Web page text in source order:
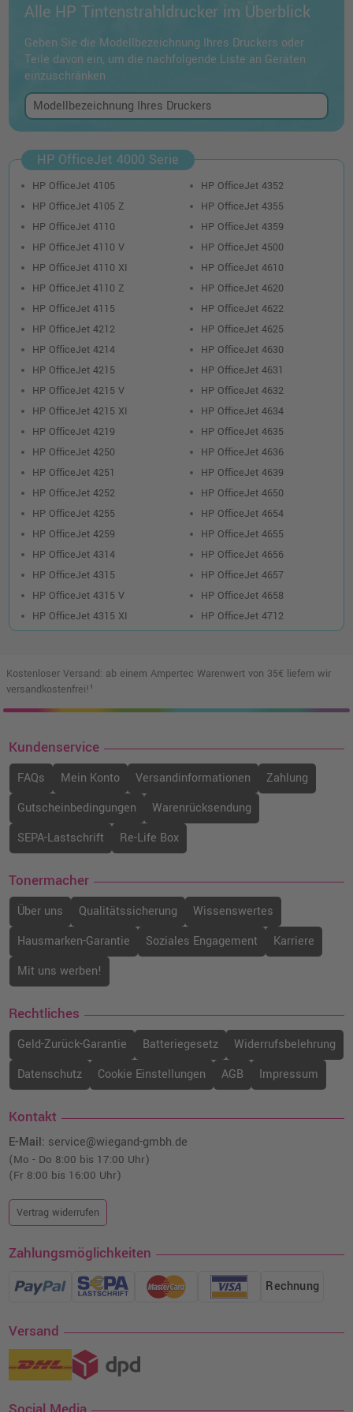
Alle HP Tintenstrahldrucker im Überblick
Geben Sie die Modellbezeichnung Ihres Druckers oder
Teile davon ein, um die nachfolgende Liste an Geräten
einzuschränken
HP OfficeJet 4000 Serie
HP OfficeJet 4105
HP OfficeJet 4105 Z
HP OfficeJet 4110
HP OfficeJet 4110 V
HP OfficeJet 4110 XI
HP OfficeJet 4110 Z
HP OfficeJet 4115
HP OfficeJet 4212
HP OfficeJet 4214
HP OfficeJet 4215
HP OfficeJet 4215 V
HP OfficeJet 4215 XI
HP OfficeJet 4219
HP OfficeJet 4250
HP OfficeJet 4251
HP OfficeJet 4252
HP OfficeJet 4255
HP OfficeJet 4259
HP OfficeJet 4314
HP OfficeJet 4315
HP OfficeJet 4315 V
HP OfficeJet 4315 XI
HP OfficeJet 4352
HP OfficeJet 4355
HP OfficeJet 4359
HP OfficeJet 4500
HP OfficeJet 4610
HP OfficeJet 4620
HP OfficeJet 4622
HP OfficeJet 4625
HP OfficeJet 4630
HP OfficeJet 4631
HP OfficeJet 4632
HP OfficeJet 4634
HP OfficeJet 4635
HP OfficeJet 4636
HP OfficeJet 4639
HP OfficeJet 4650
HP OfficeJet 4654
HP OfficeJet 4655
HP OfficeJet 4656
HP OfficeJet 4657
HP OfficeJet 4658
HP OfficeJet 4712
Kostenloser Versand: ab einem Ampertec Warenwert von 35€ liefern wir
versandkostenfrei!¹
Kundenservice
FAQs Mein Konto Versandinformationen
Zahlung
Gutscheinbedingungen
Warenrücksendung
SEPA-Lastschrift
Re-Life Box
Tonermacher
Über uns Qualitätssicherung
Wissenswertes
Hausmarken-Garantie
Soziales Engagement
Karriere
Mit uns werben!
Rechtliches
Geld-Zurück-Garantie Batteriegesetz
Widerrufsbelehrung
Datenschutz
Cookie Einstellungen AGB Impressum
Kontakt
E-Mail: service@wiegand-gmbh.de
(Mo - Do 8:00 bis 17:00 Uhr)
(Fr 8:00 bis 16:00 Uhr)
Vertrag widerrufen
Zahlungsmöglichkeiten
Rechnung
Versand